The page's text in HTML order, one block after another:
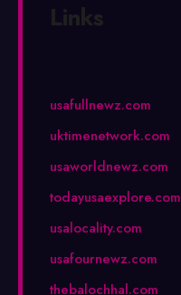
Links
usafullnewz.com
uktimenetwork.com
usaworldnewz.com
todayusaexplore.com
usalocality.com
usafournewz.com
thebalochhal.com